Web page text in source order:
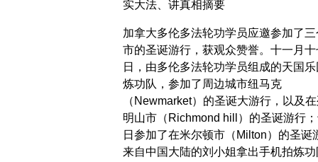
实大法、讲真相摘要
加拿大多伦多法轮功学员应邀参加了三
市的圣诞游行，获观众赞誉。十一月十
日，由多伦多法轮功学员组成的天国
炼功队，参加了周边城市纽马克
（Newmarket）的圣诞大游行，以及
明山市（Richmond hill）的圣诞游行
日参加了在米尔顿市（Milton）的圣诞
来自中国大陆的刘小姐拿出手机拍炼功